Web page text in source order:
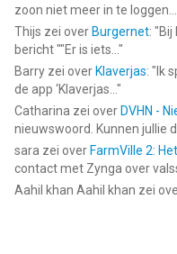
zoon niet meer in te loggen....
Thijs zei over Burgernet: "
bericht ""Er is iets... "
Barry zei over Klaverjas: " Ik
de app ‘Klaverjas... "
Catharina zei over DVHN -
nieuwswoord. Kunnen jullie
sara zei over FarmVille 2:
contact met Zynga over
Aahil khan Aahil khan zei